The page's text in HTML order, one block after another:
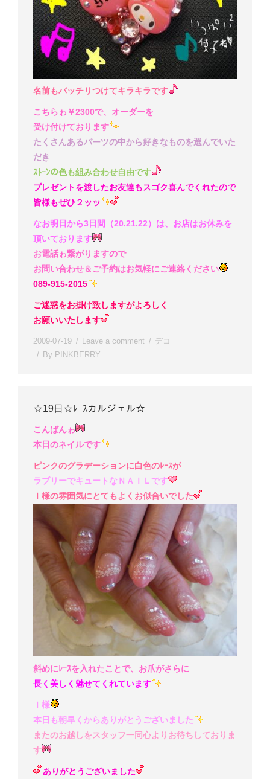
名前もバッチリつけてキラキラです
こちらゎ￥2300で、オーダーを
受け付けております
たくさんあるパーツの中から好きなものを選んでいた
だき
ｽﾄｰﾝの色も組み合わせ自由です
プレゼントを渡したお友達もスゴク喜んでくれたので
皆様もぜひ２ッッ
なお明日から3日間（20.21.22）は、お店はお休みを
頂いております
お電話ゎ繋がりますので
お問い合わせ＆ご予約はお気軽にご連絡ください
089-915-2015
ご迷惑をお掛け致しますがよろしく
お願いいたします
2009-07-19 Leave a comment
デコ
By PINKBERRY
☆19日☆ﾚｰｽカルジェル☆
こんばんゎ
本日のネイルです
ピンクのグラデーションに白色のﾚｰｽが
ラブリーでキュートなＮＡＩＬです
Ｉ様の雰囲気にとてもよくお似合いでした
斜めにﾚｰｽを入れたことで、お爪がさらに
長く美しく魅せてくれています
Ｉ様
本日も朝早くからありがとうございました
またのお越しをスタッフ一同心よりお待ちしておりま
す
ありがとうございました